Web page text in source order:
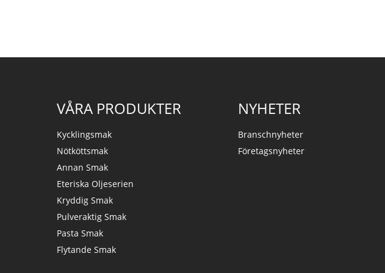
VÅRA PRODUKTER
Kycklingsmak
Nötköttsmak
Annan Smak
Eteriska Oljeserien
Kryddig Smak
Pulveraktig Smak
Pasta Smak
Flytande Smak
NYHETER
Branschnyheter
Företagsnyheter